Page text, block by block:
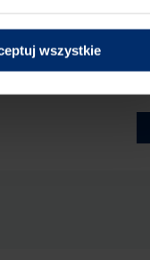
wszystkie